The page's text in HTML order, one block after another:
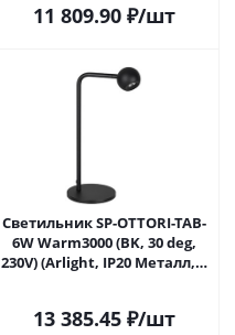
11 809.90₽/шт
Светильник SP-OTTORI-TAB-
6W Warm3000 (BK, 30 deg,
230V) (Arlight, IP20 Металл, 3
13 385.45₽/шт